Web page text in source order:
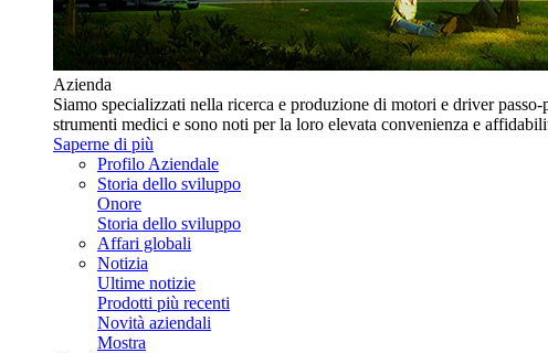
Azienda
Siamo specializzati nella ricerca e produzione di motori e driver
strumenti medici e sono noti per la loro elevata convenienza e
Saperne di più
Profilo Aziendale
Storia dello sviluppo
Onore
Storia dello sviluppo
Affari globali
Notizia
Ultime notizie
Prodotti più recenti
Novità aziendali
Mostra